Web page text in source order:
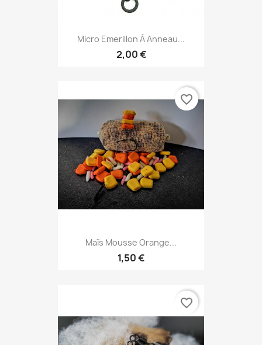
Micro Emerillon À Anneau...
2,00 €
Maïs Mousse Orange...
1,50 €
favorite_border
favorite_border